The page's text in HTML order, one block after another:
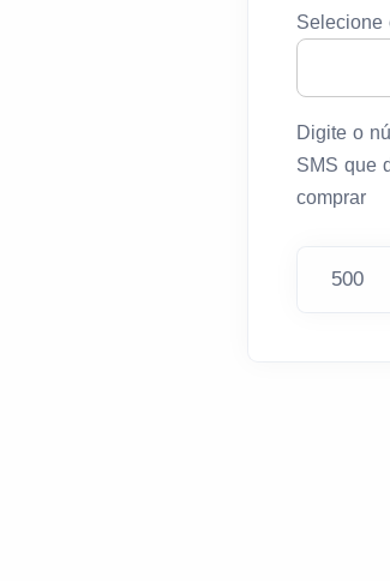
Selecione
Digite o
SMS que
comprar